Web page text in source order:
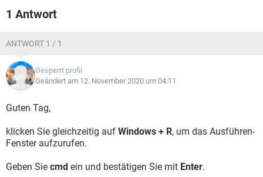
hast gehe hier hin: START - Systemsteuerungen - System und
Sicherheit - System (dort steht in ca. der Mitte Systemtyp und
dann folgt die Art) Sollte dort 32bit stehen ist die Installation
passieren dass er Probleme macht. Also: AUSPROBIEREN
Systemsteuerung -> System und Wartung -> Verwaltung ->
Computerverwaltung -> Lokale Benutzer und Gruppen ->
1 Antwort
ANTWORT 1 / 1
Gesperrt profil
Geändert am 12. November 2020 um 04:11
Guten Tag,
klicken Sie gleichzeitig auf Windows + R, um das Ausführen-
Fenster aufzurufen.
Geben Sie cmd ein und bestätigen Sie mit Enter.